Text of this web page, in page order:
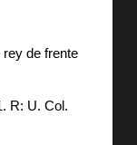
R: U. Col.